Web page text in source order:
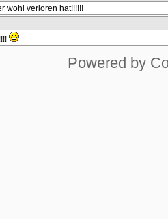
wohl verloren hat!!!!!!
Powered by